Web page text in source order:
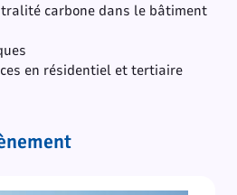
carbone dans le bâtiment
en résidentiel et tertiaire